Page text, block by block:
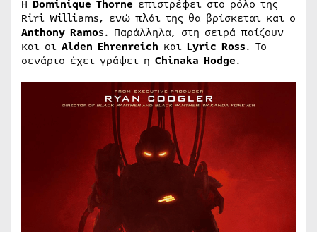
Η Dominique Thorne επιστρέφει στο ρόλο της
Riri Williams, ενώ πλάι της θα βρίσκεται και ο
Anthony Ramos. Παράλληλα, στη σειρά παίζουν
και οι Alden Ehrenreich και Lyric Ross. Το
σενάριο έχει γράψει η Chinaka Hodge.